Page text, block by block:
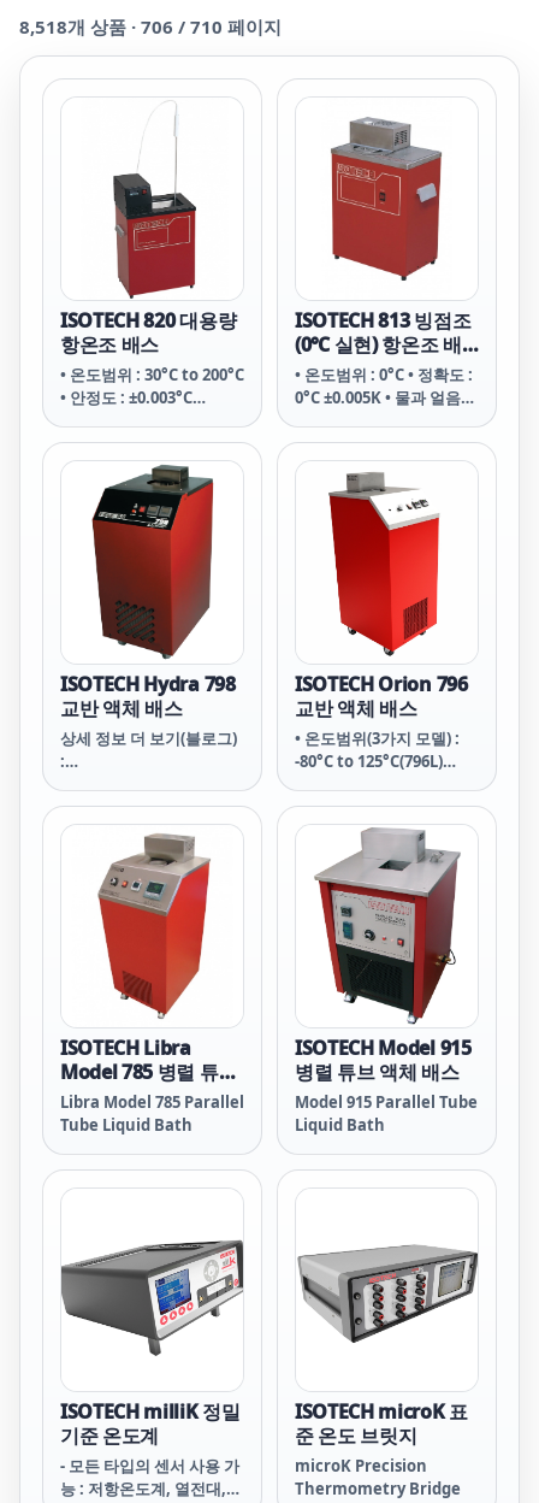
8,518개 상품 · 706 / 710 페이지
ISOTECH 820 대용량
항온조 배스
• 온도범위 : 30°C to 200°C
• 안정도 : ±0.003°C
±0.020°C (Direct in VH
Oil, 200°C) • 분포도 :
0.005°C 100mm 깊이에서
h • 볼륨 : 185 x 140 x
300mm (직사각형) • 용도
: 시료 테스트, 바이메탈 온
도계 교정용 • 많은센서 통
합 교정 가능
ISOTECH 813 빙점조
(0℃ 실현) 항온조 배
스
• 온도범위 : 0°C • 정확도 :
0°C ±0.005K • 물과 얼음을
350mm 깊이 • 8L 용량 •
용도 : Thermocouple 영
점 보상 / 삼중점셀 실현
ISOTECH Hydra 798
교반 액체 배스
상세 정보 더 보기(블로그)
:
/geniuss7179/222153057
615
ISOTECH Orion 796
교반 액체 배스
• 온도범위(3가지 모델) :
-80°C to 125°C(796L)
30°C to 300°C (796H) • 안
정도 : ±0.006°C • 수직 안
정도 : ±0.005°C • 볼륨 :
150mm 지름, 470mm 깊
이 • 대형 물의삼중점셀 수
용 • 기변 냉각능력
ISOTECH Libra
Model 785 병렬 튜브
액체 배스
Libra Model 785 Parallel
Tube Liquid Bath
ISOTECH Model 915
병렬 튜브 액체 배스
Model 915 Parallel Tube
Liquid Bath
ISOTECH milliK 정밀
기준 온도계
- 모든 타입의 센서 사용 가
능 : 저항온도계, 열전대,
ISOTECH microK 표
준 온도 브릿지
microK Precision
Thermometry Bridge